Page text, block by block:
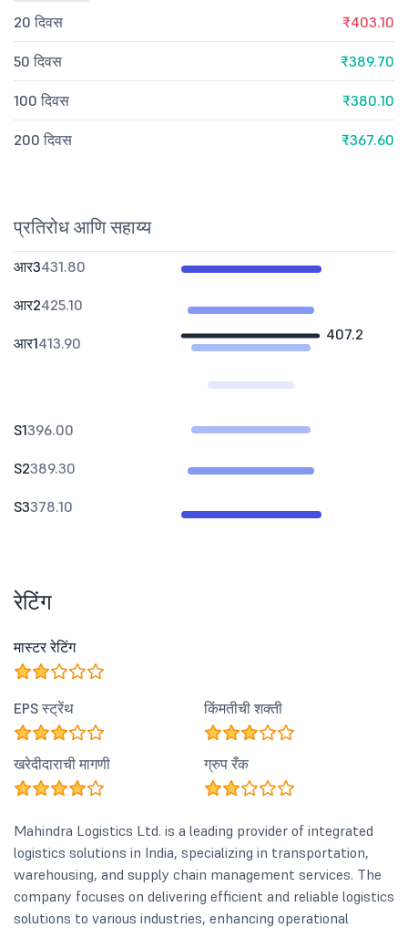
20 दिवस ₹403.10
50 दिवस ₹389.70
100 दिवस ₹380.10
200 दिवस ₹367.60
प्रतिरोध आणि सहाय्य
407.2
आर3431.80
आर2425.10
आर1413.90
S1396.00
S2389.30
S3378.10
रेटिंग
मास्टर रेटिंग
EPS स्ट्रेंथ किंमतीची शक्ती
खरेदीदाराची मागणी ग्रुप रँक
Mahindra Logistics Ltd. is a leading provider of integrated
logistics solutions in India, specializing in transportation,
warehousing, and supply chain management services. The
company focuses on delivering efficient and reliable logistics
solutions to various industries, enhancing operational